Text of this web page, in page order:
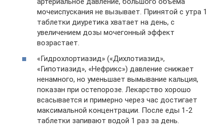
мочеиспускания не вызывает. Принятой с утра 1
таблетки диуретика хватает на день, с
увеличением дозы мочегонный эффект
возрастает.
«Гидрохлортиазид» («Дихлотиазид»,
«Гипотиазид», «Нефрикс») давление снижает
ненамного, но уменьшает вымывание кальция,
показан при остепорозе. Лекарство хорошо
всасывается и примерно через час достигает
максимальной концентрации. После еды 1-2
таблетки запивают водой 1 раз за день.